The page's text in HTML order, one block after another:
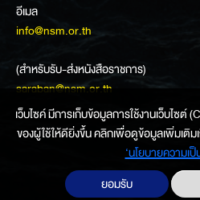
อีเมล
info@nsm.or.th
(สำหรับรับ-ส่งหนังสือราชการ)
saraban@nsm.or.th
เว็บไซค์ มีการเก็บข้อมูลการใช้งานเว็บไ
ของผู้ใช้ให้ดียิ่งขึ้น คลิกเพื่อดูข้อมูลเพิ่มเติม
‘นโยบายความเ
ยอมรับ